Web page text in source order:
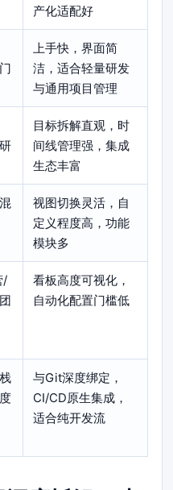
产化适配好
上手快，界面简
洁，适合轻量研发
与通用项目管理
目标拆解直观，时
间线管理强，集成
生态丰富
视图切换灵活，自
定义程度高，功能
模块多
/
看板高度可视化，
自动化配置门槛低
与Git深度绑定，
CI/CD原生集成，
适合纯开发流